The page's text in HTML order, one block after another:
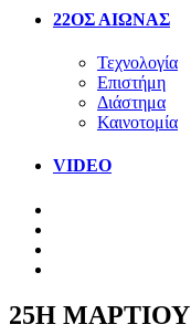
22ΟΣ ΑΙΩΝΑΣ
Τεχνολογία
Επιστήμη
Διάστημα
Καινοτομία
VIDEO
25Η ΜΑΡΤΙΟΥ